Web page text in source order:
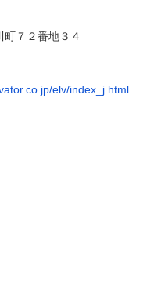
７２番地３４
elv/index_j.html